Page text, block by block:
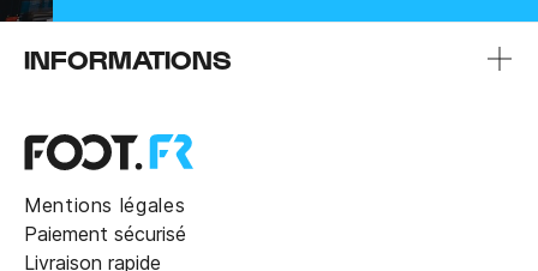
INFORMATIONS
Mentions légales
Paiement sécurisé
Livraison rapide